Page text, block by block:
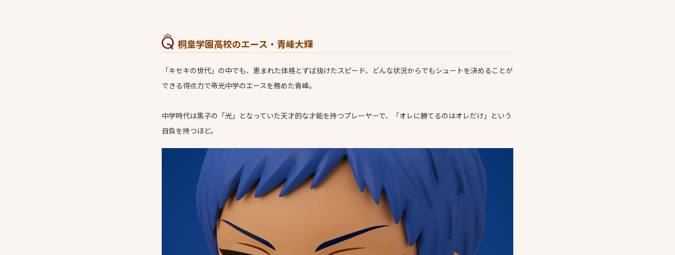
桐皇学園高校のエース・青峰大輝
「キセキの世代」の中でも、恵まれた体格とずば抜けたスピード、どんな状況からでもシュートを決めることが
できる得点力で帝光中学のエースを務めた青峰。
中学時代は黒子の「光」となっていた天才的な才能を持つプレーヤーで、「オレに勝てるのはオレだけ」という
自負を持つほど。